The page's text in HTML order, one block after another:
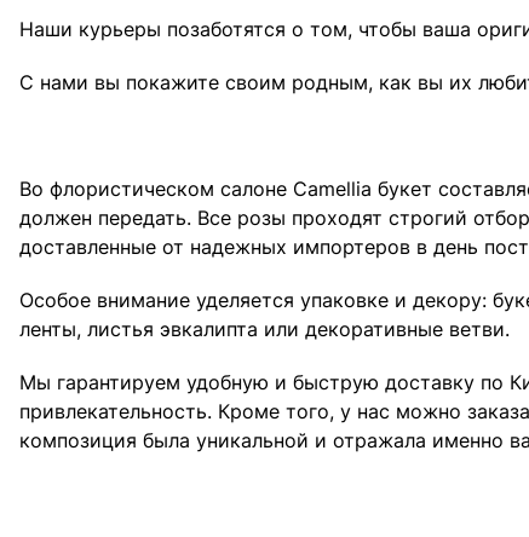
Наши курьеры позаботятся о том, чтобы ваша
С нами вы покажите своим родным, как вы их
Во флористическом салоне Camellia букет
должен передать. Все розы проходят строгий
доставленные от надежных импортеров в день
Особое внимание уделяется упаковке и декору:
ленты, листья эвкалипта или декоративные ветви.
Мы гарантируем удобную и быструю доставку по
привлекательность. Кроме того, у нас можно
композиция была уникальной и отражала именно